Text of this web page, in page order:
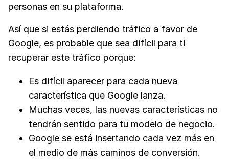
personas en su plataforma.
Así que si estás perdiendo tráfico a favor de
Google, es probable que sea difícil para ti
recuperar este tráfico porque:
Es difícil aparecer para cada nueva
característica que Google lanza.
Muchas veces, las nuevas características no
tendrán sentido para tu modelo de negocio.
Google se está insertando cada vez más en
el medio de más caminos de conversión.